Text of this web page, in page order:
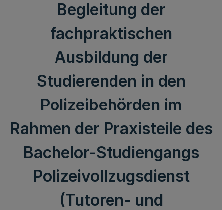
Begleitung der
fachpraktischen
Ausbildung der
Studierenden in den
Polizeibehörden im
Rahmen der Praxisteile des
Bachelor-Studiengangs
Polizeivollzugsdienst
(Tutoren- und